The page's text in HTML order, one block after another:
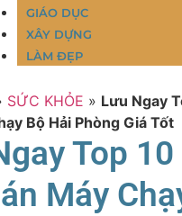
GIÁO DỤC
XÂY DỰNG
LÀM ĐẸP
SỨC KHỎE » Lưu Ngay
Bộ Hải Phòng Giá Tốt
Top
Máy